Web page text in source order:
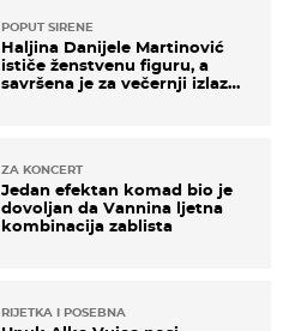
POPUT SIRENE
Haljina Danijele Martinović
ističe ženstvenu figuru, a
savršena je za večernji izlazak
ZA KONCERT
Jedan efektan komad bio je
dovoljan da Vannina ljetna
kombinacija zablista
RIJETKA I POSEBNA